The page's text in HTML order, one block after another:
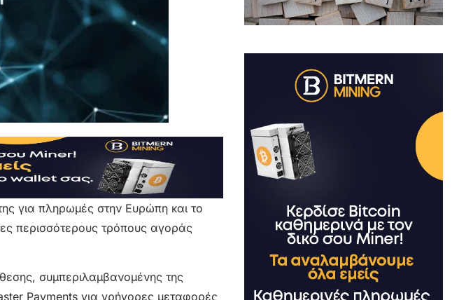
για πληρωμές στην Ευρώπη και το
περισσότερους τρόπους αγοράς
συμπεριλαμβανομένης της
Payments για γρήγορες μεταφορές